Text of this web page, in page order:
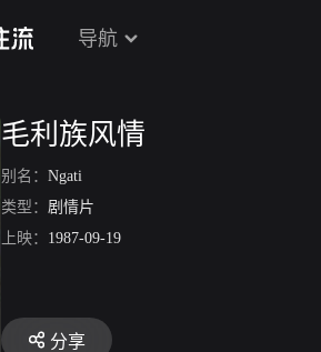
导航
毛利族风情
别名： Ngati
类型： 剧情片
上映： 1987-09-19
分享